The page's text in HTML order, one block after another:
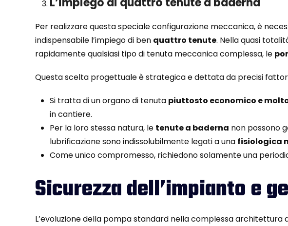
Per realizzare questa speciale configurazione meccanica, è
indispensabile l’impiego di ben quattro tenute. Nella quasi
rapidamente qualsiasi tipo di tenuta meccanica complessa, le
Questa scelta progettuale è strategica e dettata da precisi
Si tratta di un organo di tenuta piuttosto economico e
in cantiere.
Per la loro stessa natura, le tenute a baderna non possono
lubrificazione sono indissolubilmente legati a una fisiologica
Come unico compromesso, richiedono solamente una
Sicurezza dell’impianto e
L’evoluzione della pompa standard nella complessa architettura